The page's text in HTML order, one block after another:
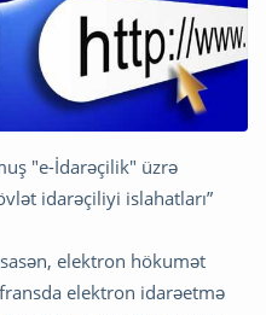
"e-İdarəçilik" üzrə
idarəçiliyi islahatları”
elektron hökumət
elektron idarəetmə